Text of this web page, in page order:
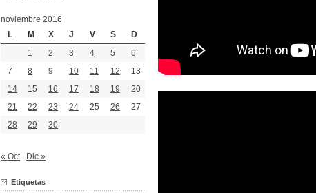
noviembre 2016
L
M X J V S
D
1
2 3 4 5
6
7
8 9 10 11 12
13
14
15 16 17 18 19
20
21
22 23 24 25 26
27
28
29 30
« Oct Dic »
Etiquetas